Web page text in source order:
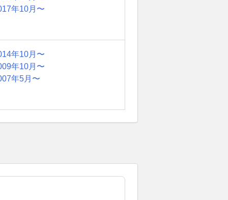
年10月〜
年10月〜
年10月〜
年5月〜